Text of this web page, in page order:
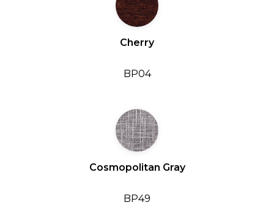
Cherry
BP04
Cosmopolitan Gray
BP49